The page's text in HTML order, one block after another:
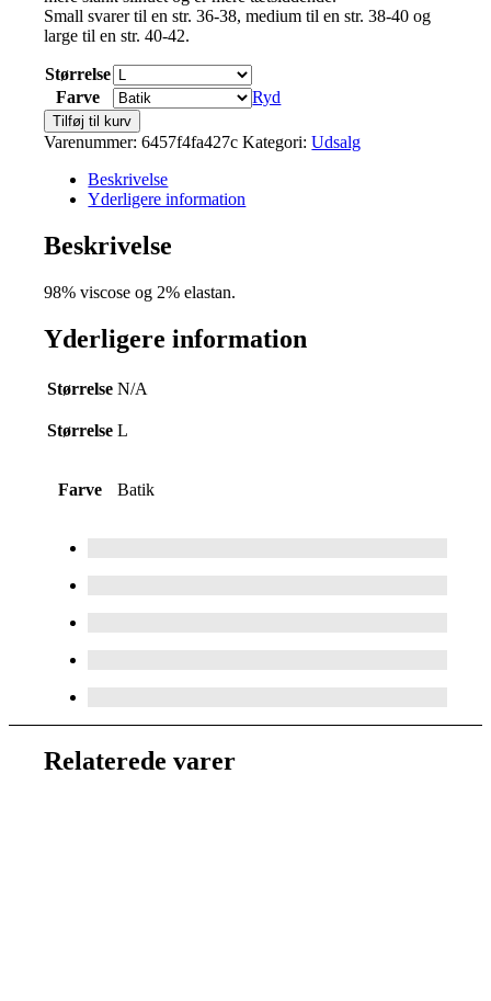
kr.1.299,00.kr.300,00.
Small svarer til en str. 36-38, medium til en str. 38-40 og
large til en str. 40-42.
Størrelse
Farve
Ryd
Rie
dress
Tilføj til kurv
Varenummer:6457f4fa427c Kategori:Udsalg
Beskrivelse
Yderligere information
Beskrivelse
98% viscose og 2% elastan.
Yderligere information
Størrelse N/A
Størrelse L
Farve Batik
Relaterede varer